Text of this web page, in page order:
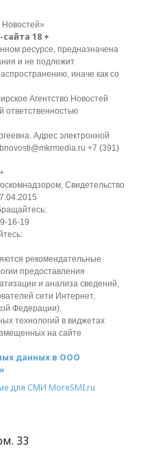
18 +
ресурсе, предназначена
и не подлежит
иначе как со
Агентство Новостей
ответственностью
Адрес электронной
+7 (391)
Свидетельство
16-19
рекомендательные
предоставления
и анализа сведений,
сети Интернет,
Федерации).
технологий в виджетах
на сайте
данных в ООО
для СМИ MoreSMI.ru
33